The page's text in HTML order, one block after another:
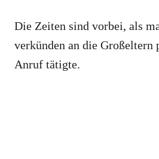
Die Zeiten sind vorbei, als
verkünden an die Großeltern
Anruf tätigte.